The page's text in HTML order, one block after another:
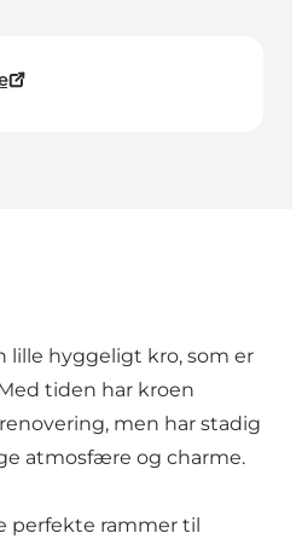
lille hyggeligt kro, som er
tiden har kroen
men har stadig
atmosfære og charme.
perfekte rammer til